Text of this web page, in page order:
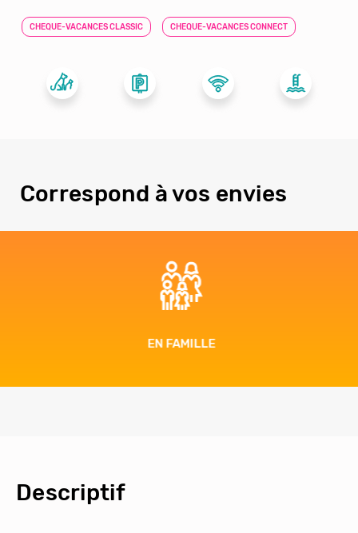
CHEQUE-VACANCES CLASSIC CHEQUE-VACANCES CONNECT
Correspond à vos envies
EN FAMILLE
Descriptif